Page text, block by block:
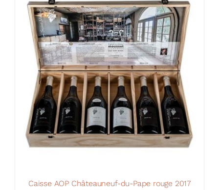
Caisse AOP Châteauneuf-du-Pape rouge 2017